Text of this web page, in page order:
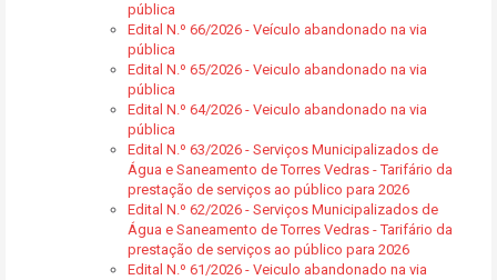
pública
Edital N.º 66/2026 - Veículo abandonado na via
pública
Edital N.º 65/2026 - Veiculo abandonado na via
pública
Edital N.º 64/2026 - Veiculo abandonado na via
pública
Edital N.º 63/2026 - Serviços Municipalizados de
Água e Saneamento de Torres Vedras - Tarifário da
prestação de serviços ao público para 2026
Edital N.º 62/2026 - Serviços Municipalizados de
Água e Saneamento de Torres Vedras - Tarifário da
prestação de serviços ao público para 2026
Edital N.º 61/2026 - Veiculo abandonado na via